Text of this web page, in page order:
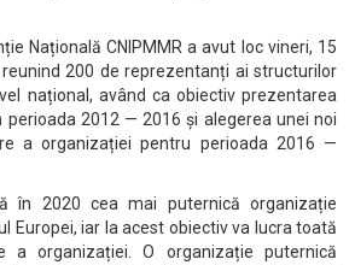
Națională CNIPMMR a avut loc vineri, 15
200 de reprezentanți ai structurilor
național, având ca obiectiv prezentarea
perioada 2012 — 2016 și alegerea unei noi
a organizației pentru perioada 2016 —
în 2020 cea mai puternică organizație
Europei, iar la acest obiectiv va lucra toată
a organizației. O organizație puternică